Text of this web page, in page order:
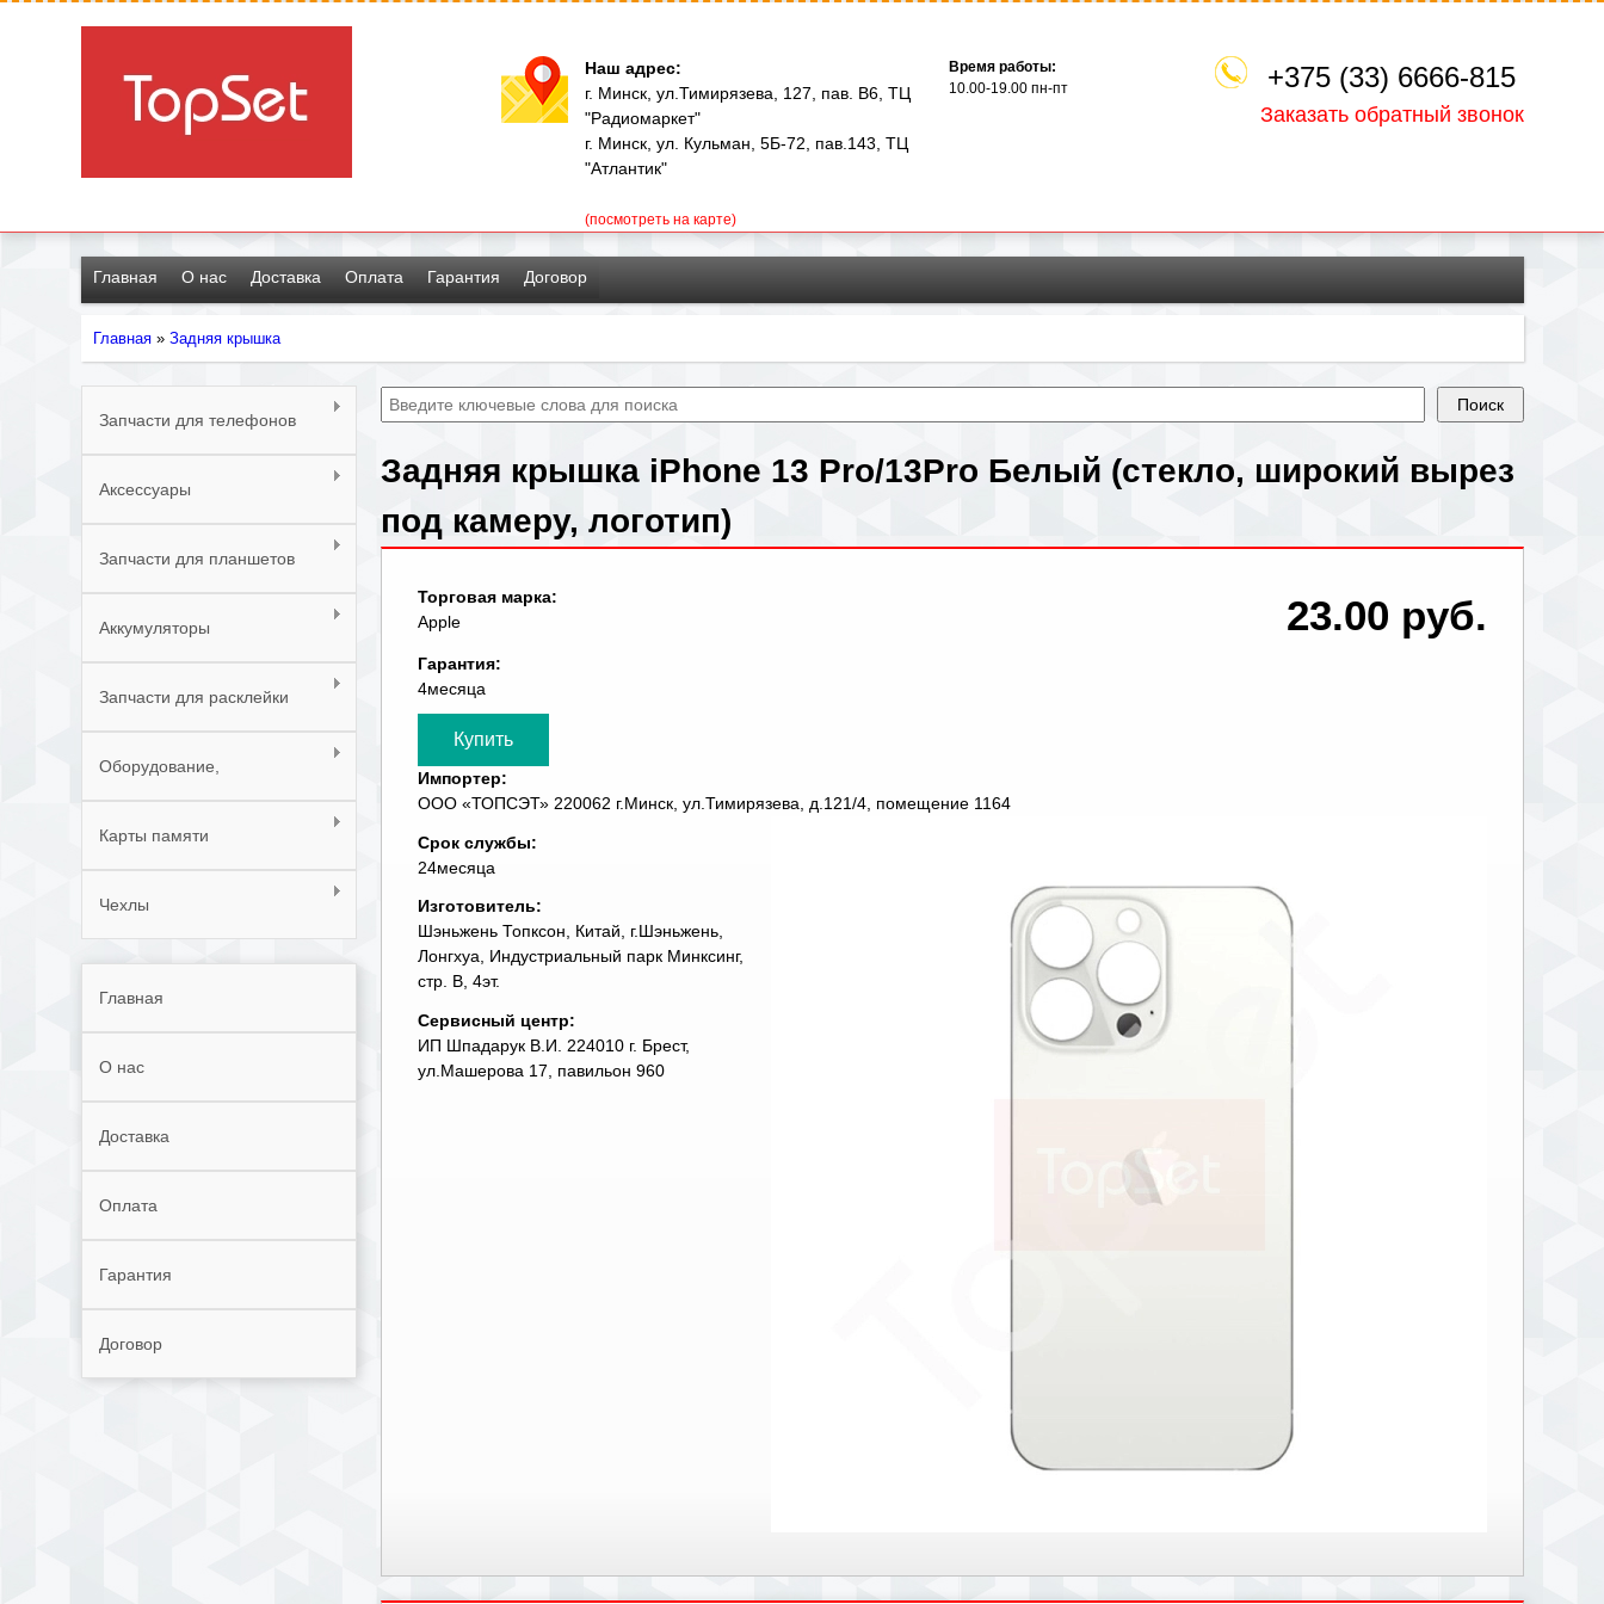
основному
Наш адрес:
г. Минск, ул.Тимирязева, 127, пав. В6, ТЦ
"Радиомаркет"
г. Минск, ул. Кульман, 5Б-72, пав.143, ТЦ
"Атлантик"
(посмотреть на карте)
Время работы:
10.00-19.00 пн-пт
+375 (33) 6666-815
Заказать обратный звонок
Главная О нас Доставка Оплата Гарантия Договор
здесь
Главная » Задняя крышка
Задняя крышка iPhone 13 Pro/13Pro Белый (стекло, широкий вырез
под камеру, логотип)
23.00 руб.
Торговая марка:
Apple
Гарантия:
4месяца
Импортер:
ООО «ТОПСЭТ» 220062 г.Минск, ул.Тимирязева, д.121/4, помещение 1164
Срок службы:
24месяца
Изготовитель:
Шэньжень Топксон, Китай, г.Шэньжень,
Лонгхуа, Индустриальный парк Минксинг,
стр. В, 4эт.
Сервисный центр:
ИП Шпадарук В.И. 224010 г. Брест,
ул.Машерова 17, павильон 960
Запчасти для телефонов
Аксессуары
Запчасти для планшетов
Аккумуляторы
Запчасти для расклейки
телефонов
Оборудование,
инструменты, расходные
материалы
Карты памяти
Чехлы
Главная
О нас
Доставка
Оплата
Гарантия
Договор